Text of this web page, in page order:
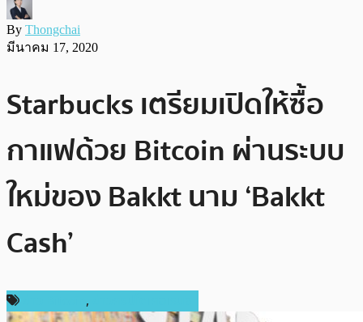
By Thongchai
มีนาคม 17, 2020
Starbucks เตรียมเปิดให้ซื้อ
กาแฟด้วย Bitcoin ผ่านระบบ
ใหม่ของ Bakkt นาม ‘Bakkt
Cash’
,